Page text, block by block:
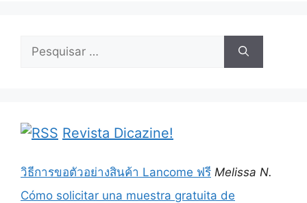
Pesquisar
Revista Dicazine!
วิธีการขอตัวอย่างสินค้า Lancome ฟรี Melissa N.
Cómo solicitar una muestra gratuita de